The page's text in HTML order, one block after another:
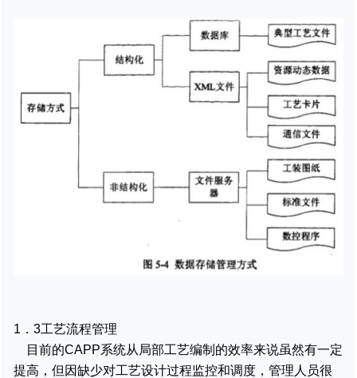
1．3工艺流程管理
目前的CAPP系统从局部工艺编制的效率来说虽然有一定
提高，但因缺少对工艺设计过程监控和调度，管理人员很